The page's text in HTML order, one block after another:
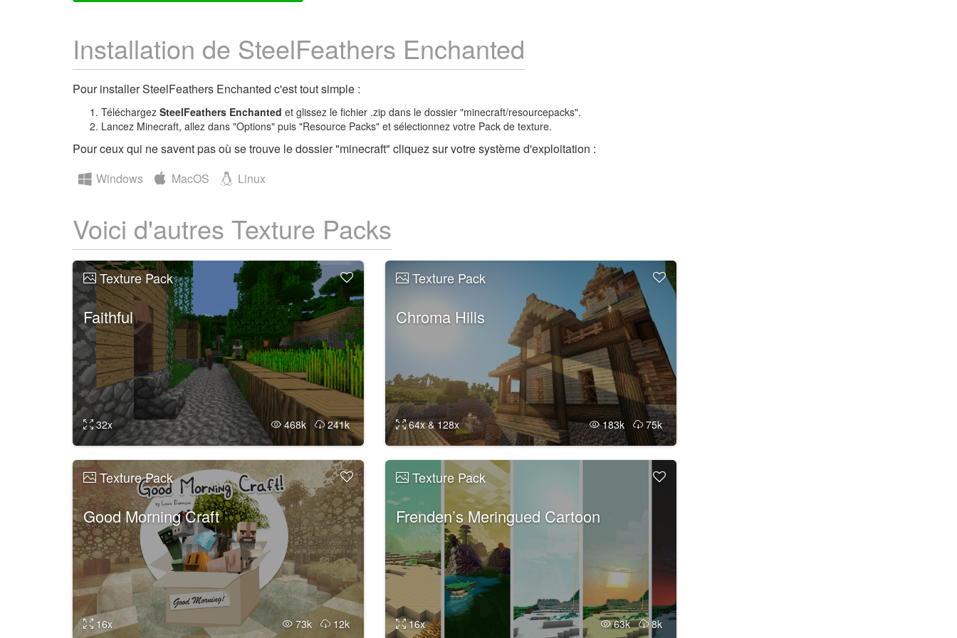
Installation de SteelFeathers Enchanted
Pour installer SteelFeathers Enchanted c'est tout simple :
Téléchargez SteelFeathers Enchanted et glissez le fichier .zip dans le dossier "minecraft/resourcepacks".
Lancez Minecraft, allez dans "Options" puis "Resource Packs" et sélectionnez votre Pack de texture.
Pour ceux qui ne savent pas où se trouve le dossier "minecraft" cliquez sur votre système d'exploitation :
Windows
MacOS Linux
Voici d'autres Texture Packs
Texture Pack
Faithful
32x 468k 241k
Texture Pack
Chroma Hills
64x & 128x 183k 75k
Texture Pack
Good Morning Craft
16x 73k 12k
Texture Pack
Frenden’s Meringued Cartoon
16x 63k 8k